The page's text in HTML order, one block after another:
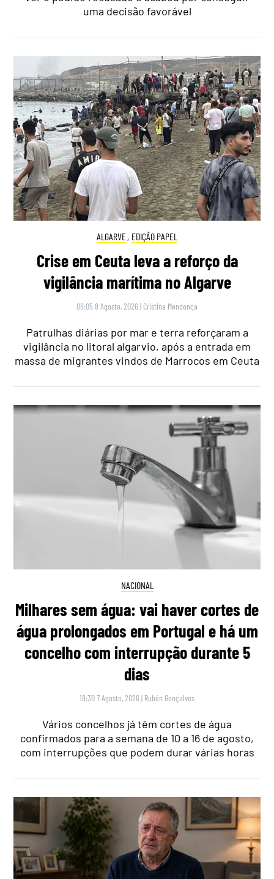
uma decisão favorável
ALGARVE, EDIÇÃO PAPEL
Crise em Ceuta leva a reforço da
vigilância marítima no Algarve
08:05 8 Agosto, 2026 | Cristina Mendonça
Patrulhas diárias por mar e terra reforçaram a
vigilância no litoral algarvio, após a entrada em
massa de migrantes vindos de Marrocos em Ceuta
NACIONAL
Milhares sem água: vai haver cortes de
água prolongados em Portugal e há um
concelho com interrupção durante 5
dias
18:30 7 Agosto, 2026 | Rubén Gonçalves
Vários concelhos já têm cortes de água
confirmados para a semana de 10 a 16 de agosto,
com interrupções que podem durar várias horas